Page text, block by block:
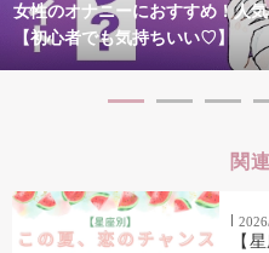
女性のオナニーにおすすめ！人
【初心者でも気持ちいい♡】
関
【